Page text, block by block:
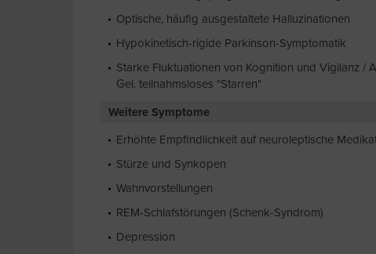
Optische, häufig ausgestaltete Halluzinationen
Hypokinetisch-rigide Parkinson-Symptomatik
Starke Fluktuationen von Kognition und Vigilanz /
Gel. teilnahmsloses "Starren"
Weitere Symptome
Erhöhte Empfindlichkeit auf neuroleptische
Stürze und Synkopen
Wahnvorstellungen
REM-Schlafstörungen (Schenk-Syndrom)
Depression